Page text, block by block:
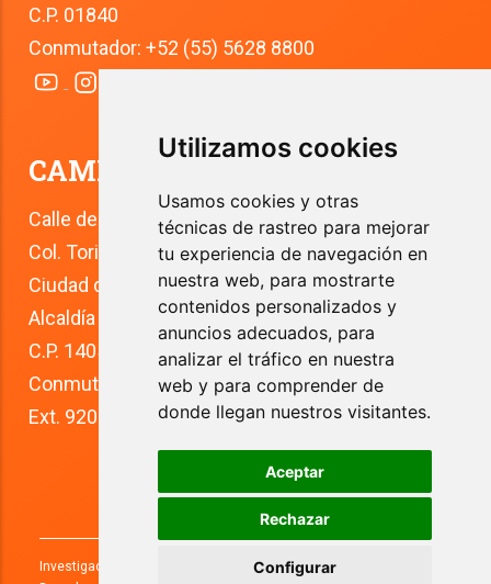
Utilizamos cookies
Usamos cookies y otras
técnicas de rastreo para mejorar
tu experiencia de navegación en
nuestra web, para mostrarte
contenidos personalizados y
anuncios adecuados, para
analizar el tráfico en nuestra
web y para comprender de
donde llegan nuestros visitantes.
Aceptar
Rechazar
Configurar
C.P. 01840
Conmutador: +52 (55) 5628 8800
CAMPUS TLALPAN
Calle del Río 4
Col. Toriello Guerra
Ciudad de México
Alcaldía Tlalpan
C.P. 14050
Conmutador: +52 (55) 5627 0210
Ext. 9200
Investigaciones y Estudios Superiores, S.C. 2026. Todos los